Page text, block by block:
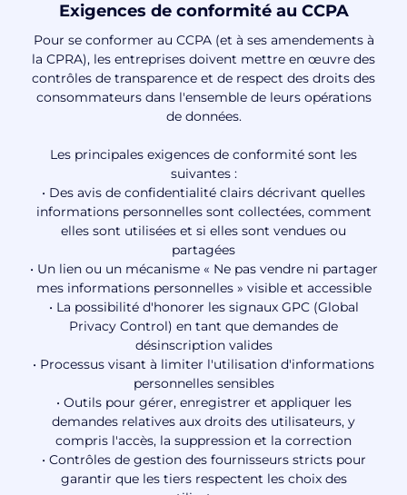
Exigences de conformité au CCPA
Pour se conformer au CCPA (et à ses amendements à
la CPRA), les entreprises doivent mettre en œuvre des
contrôles de transparence et de respect des droits des
consommateurs dans l'ensemble de leurs opérations
de données.
Les principales exigences de conformité sont les
suivantes :
• Des avis de confidentialité clairs décrivant quelles
informations personnelles sont collectées, comment
elles sont utilisées et si elles sont vendues ou
partagées
• Un lien ou un mécanisme « Ne pas vendre ni partager
mes informations personnelles » visible et accessible
• La possibilité d'honorer les signaux GPC (Global
Privacy Control) en tant que demandes de
désinscription valides
• Processus visant à limiter l'utilisation d'informations
personnelles sensibles
• Outils pour gérer, enregistrer et appliquer les
demandes relatives aux droits des utilisateurs, y
compris l'accès, la suppression et la correction
• Contrôles de gestion des fournisseurs stricts pour
garantir que les tiers respectent les choix des